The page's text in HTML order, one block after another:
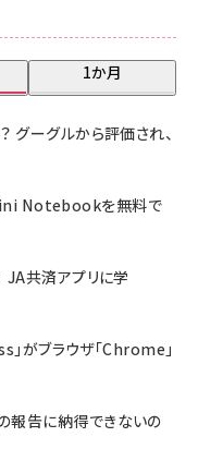
1か月
グーグルから評価され、
Notebookを無料で
JA共済アプリに学
がブラウザ「Chrome」
報告に納得できないの